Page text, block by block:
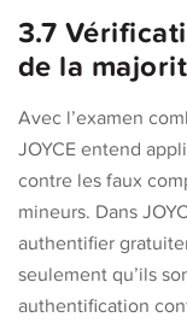
3.7
de la
Avec l’examen
JOYCE entend
contre les faux
mineurs. Dans
authentifier
seulement qu’ils
authentification